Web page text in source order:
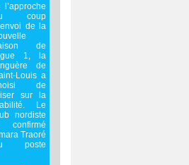
coup
de la
de
1, la
de
Louis a
de
sur la
Le
nordiste
confirmé
Traoré
poste